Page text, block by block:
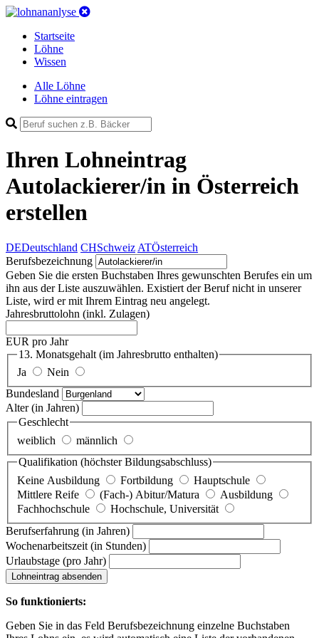
Startseite
Löhne
Wissen
Alle Löhne
Löhne eintragen
Ihren Lohneintrag
Autolackierer/in in Österreich
erstellen
DEDeutschland CHSchweiz ATÖsterreich
Berufsbezeichnung
Geben Sie die ersten Buchstaben Ihres gewunschten Berufes ein um
ihn aus der Liste auszuwählen. Existiert der Beruf nicht in unserer
Liste, wird er mit Ihrem Eintrag neu angelegt.
Jahresbruttolohn (inkl. Zulagen)
EUR pro Jahr
13. Monatsgehalt (im Jahresbrutto enthalten)
Ja
Nein
Bundesland
Alter(in Jahren)
Geschlecht
weiblich
männlich
Qualifikation (höchster Bildungsabschluss)
Keine Ausbildung
Fortbildung
Hauptschule
Mittlere Reife
(Fach-) Abitur/Matura
Ausbildung
Fachhochschule
Hochschule, Universität
Berufserfahrung (in Jahren)
Wochenarbeitszeit (in Stunden)
Urlaubstage (pro Jahr)
Lohneintrag absenden
So funktionierts:
Geben Sie in das Feld Berufsbezeichnung einzelne Buchstaben